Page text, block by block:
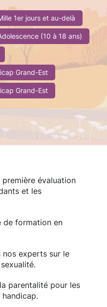
1er jours et au-delà
(10 à 18 ans)
Grand-Est
Grand-Est
évaluation
et les
de formation en
nos experts sur le
parentalité pour les